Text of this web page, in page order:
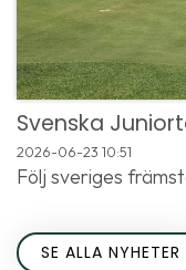
Svenska
2026-06-23 10:51
Följ sveriges
SE ALLA NYHETER